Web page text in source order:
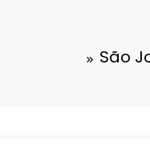
São